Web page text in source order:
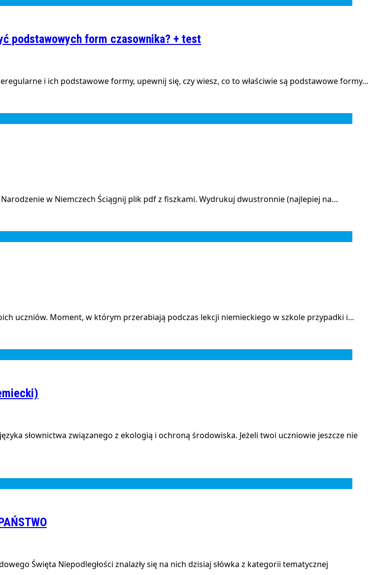
podstawowych form czasownika? + test
i ich podstawowe formy, upewnij się, czy wiesz, co to właściwie są podstawowe formy…
w Niemczech Ściągnij plik pdf z fiszkami. Wydrukuj dwustronnie (najlepiej na…
uczniów. Moment, w którym przerabiają podczas lekcji niemieckiego w szkole przypadki i…
słownictwa związanego z ekologią i ochroną środowiska. Jeżeli twoi uczniowie jeszcze nie
Święta Niepodległości znalazły się na nich dzisiaj słówka z kategorii tematycznej